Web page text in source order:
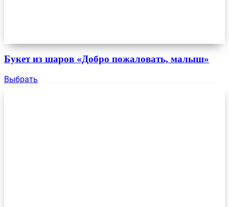
Букет из шаров «Добро пожаловать, малыш»
Выбрать